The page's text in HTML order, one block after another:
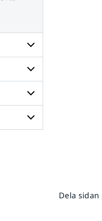
Undersidor
för
Radar
och
satellit
Undersidor
för
Väder
till
havs
Undersidor
för
Dela sidan